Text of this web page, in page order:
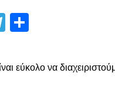
Telegram
εύκολο να